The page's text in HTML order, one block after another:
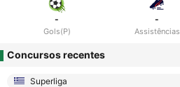
-
Gols(P)
-
Assistências
Concursos recentes
Superliga